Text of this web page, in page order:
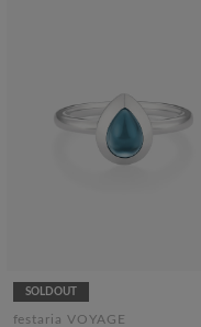
SOLDOUT
festaria VOYAGE